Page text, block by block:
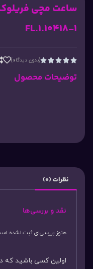
ساعت مچی
FL.1.10418-1




(بدون دیدگاه)
توضیحات محصول
نظرات (0)
نقد و بررسی‌ها
هنوز بررسی‌ای ثبت نشده
اولین کسی باشید که